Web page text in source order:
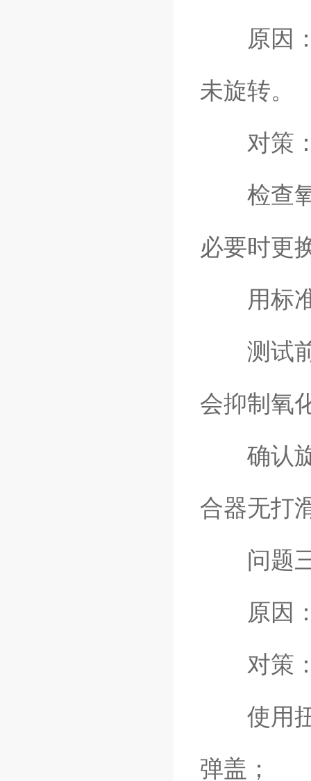
原因：
未旋转。
对策
检查氧
必要时更
用标准
测试前
会抑制氧
确认旋
合器无打
问题三
原因：
对策
使用扭
弹盖；